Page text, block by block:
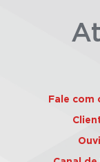
Fale com